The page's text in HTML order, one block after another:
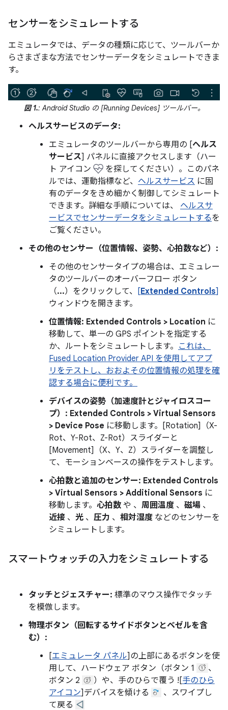
センサーをシミュレートする
エミュレータでは、データの種類に応じて、ツールバーか
らさまざまな方法でセンサーデータをシミュレートできま
す。
図 1.: Android Studio の [Running Devices] ツールバー。
ヘルスサービスのデータ:
エミュレータのツールバーから専用の [ヘルス
サービス] パネルに直接アクセスします（ハー
ト アイコン
を探してください）。このパネ
ルでは、運動指標など、 ヘルスサービス に固
有のデータをきめ細かく制御してシミュレート
できます。詳細な手順については、 ヘルスサ
ービスでセンサーデータをシミュレートするを
ご覧ください。
その他のセンサー（位置情報、姿勢、心拍数など）:
その他のセンサータイプの場合は、エミュレー
タのツールバーのオーバーフロー ボタン
（...）をクリックして、 [Extended Controls]
ウィンドウを開きます。
位置情報: Extended Controls > Location に
移動して、単一の GPS ポイントを指定する
か、ルートをシミュレートします。 これは、
Fused Location Provider API を使用してアプ
リをテストし、おおよその位置情報の処理を確
認する場合に便利です。
デバイスの姿勢（加速度計とジャイロスコー
プ）: Extended Controls > Virtual Sensors
> Device Pose に移動します。[Rotation]（X-
Rot、Y-Rot、Z-Rot）スライダーと
[Movement]（X、Y、Z）スライダーを調整し
て、モーションベースの操作をテストします。
心拍数と追加のセンサー: Extended Controls
> Virtual Sensors > Additional Sensors に
移動します。 心拍数 や 、 周囲温度 、 磁場 、
近接 、 光 、 圧力 、 相対湿度 などのセンサーを
シミュレートします。
スマートウォッチの入力をシミュレートする
タッチとジェスチャー: 標準のマウス操作でタッチ
を模倣します。
物理ボタン（回転するサイドボタンとベゼルを含
む）:
[エミュレータ パネル]の上部にあるボタンを使
用して、ハードウェア ボタン（ボタン 1
、
ボタン 2
）や、手のひらで覆う ![手のひら
アイコン]デバイスを傾ける
、スワイプし
て戻る